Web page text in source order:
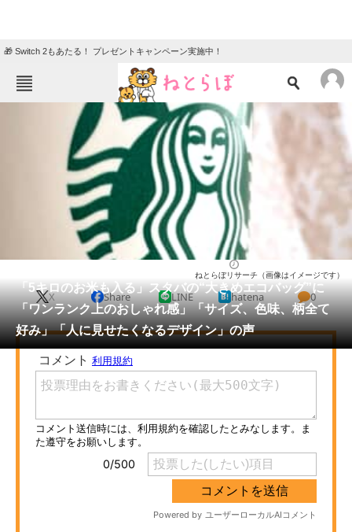
🎁 Switch 2もあたる！ プレゼントキャンペーン実施中！
ねとらぼメニュー
ニュース
クイズ
地域
教育・育児
リサーチ
会員記事
メディア
注目記事を集めた総合ページ
ITの今と未来を見通す
スマホと通信の最新トレンド
進化するPCとデバイスの未来
「5キロのお米も入る」スタバの“大きめエコバッグ”に
「ワンランク上のおしゃれ感」「サイズ、色味、柄全て
好み」「人に見せたくなるデザイン」の声
ねとらぼリサーチ（画像はイメージです）
X Share LINE hatena 0